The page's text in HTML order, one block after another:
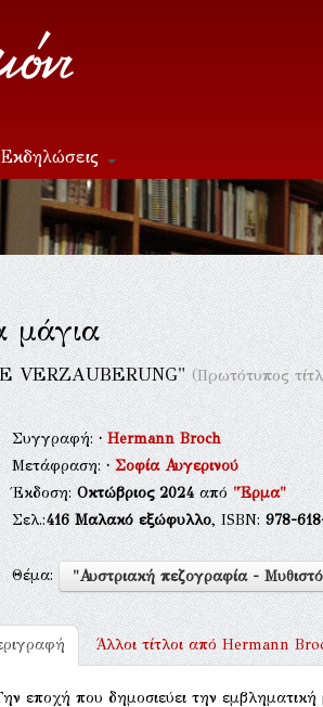
Εκδηλώσεις
μάγια
VERZAUBERUNG"(Πρωτότυπος
Συγγραφή:·Hermann Broch
Μετάφραση:·Σοφία Αυγερινού
Έκδοση:Οκτώβριος 2024από"Έρμα"
Σελ.:416 Μαλακό εξώφυλλο, ISBN:978-
Θέμα: "Αυστριακή πεζογραφία -
Άλλοι τίτλοι απόHermann
εποχή που δημοσιεύει την